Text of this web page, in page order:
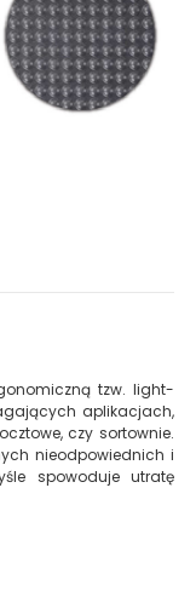
tzw. light-
aplikacjach,
czy sortownie.
nieodpowiednich i
spowoduje utratę